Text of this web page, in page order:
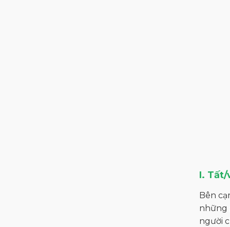
I. Tất/
Bên
những
người